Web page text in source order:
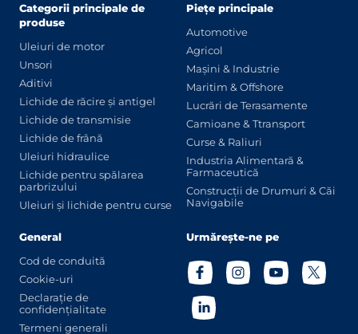
Categorii principale de
produse
Uleiuri de motor
Unsori
Aditivi
Lichide de răcire și antigel
Lichide de transmisie
Lichide de frână
Uleiuri hidraulice
Lichide pentru spălarea
parbrizului
Uleiuri și lichide pentru curse
Piețe principale
Automotive
Agricol
Mașini & Industrie
Maritim & Offshore
Lucrări de Terasamente
Camioane & Ttransport
Curse & Raliuri
Industria Alimentară &
Farmaceutică
Construcții de Drumuri & Căi
Navigabile
General
Cod de conduită
Cookie-uri
Declarație de
confidențialitate
Termeni generali
Urmărește-ne pe